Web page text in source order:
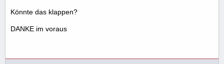
Könnte das klappen?
DANKE im voraus